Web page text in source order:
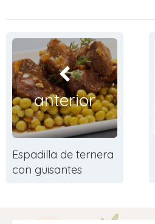
anterior
Espadilla de ternera
con guisantes